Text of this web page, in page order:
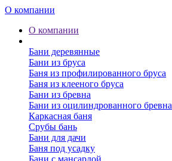
О компании
О компании
Бани деревянные
Бани из бруса
Баня из профилированного бруса
Баня из клееного бруса
Бани из бревна
Бани из оцилиндрованного бревна
Каркасная баня
Срубы бань
Бани для дачи
Баня под усадку
Бани с мансардой